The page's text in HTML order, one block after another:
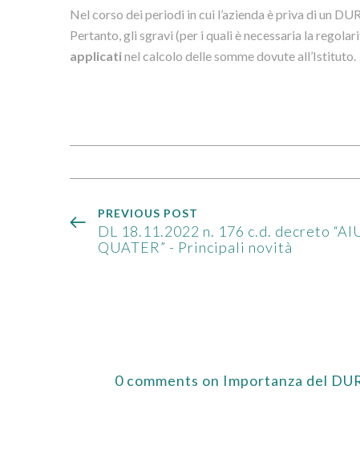
Nel corso dei periodi in cui l’azienda è priva di un
Pertanto, gli sgravi (per i quali è necessaria la
applicatinel calcolo delle somme dovute all’Istituto.
PREVIOUS POST
DL 18.11.2022 n. 176 c.d. decreto
QUATER” - Principali novità
0 comments on Importanza del